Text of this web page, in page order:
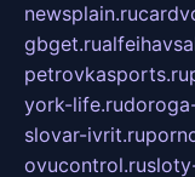
newsplain.ru
gbget.ru
petrovkasports.ru
york-life.ru
slovar-ivrit.ru
ovucontrol.ru